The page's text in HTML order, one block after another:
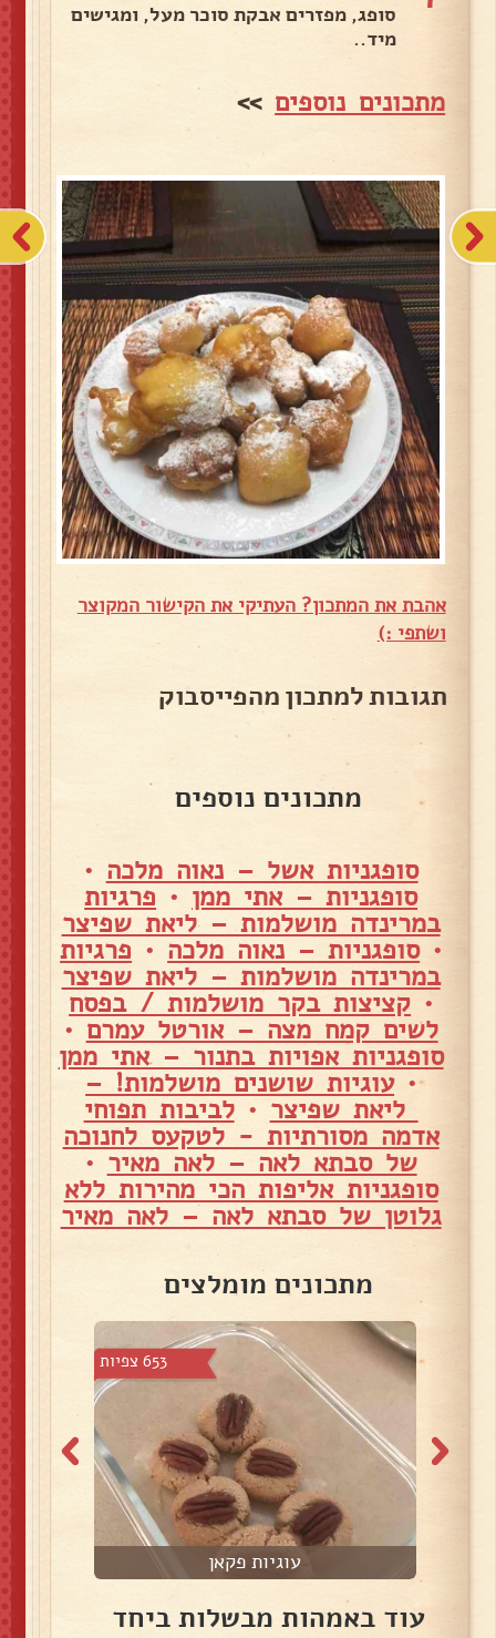
סופג, מפזרים אבקת סוכר מעל, ומגישים
מיד..
מתכונים נוספים >>
אהבת את המתכון? העתיקי את הקישור המקוצר
ושתפי :)
תגובות למתכון מהפייסבוק
מתכונים נוספים
סופגניות אשל – נאוה מלכה •
סופגניות – אתי ממן • פרגיות
במרינדה מושלמות – ליאת שפיצר
•סופגניות – נאוה מלכה • פרגיות
במרינדה מושלמות – ליאת שפיצר
• קציצות בקר מושלמות / בפסח
לשים קמח מצה – אורטל עמרם •
סופגניות אפויות בתנור – אתי ממן
•עוגיות שושנים מושלמות! –
ליאת שפיצר •לביבות תפוחי
אדמה מסורתיות - לטקעס לחנוכה
של סבתא לאה – לאה מאיר •
סופגניות אליפות הכי מהירות ללא
גלוטן של סבתא לאה – לאה מאיר
מתכונים מומלצים
653 צפיות
עוגיות פקאן
עוד באמהות מבשלות ביחד